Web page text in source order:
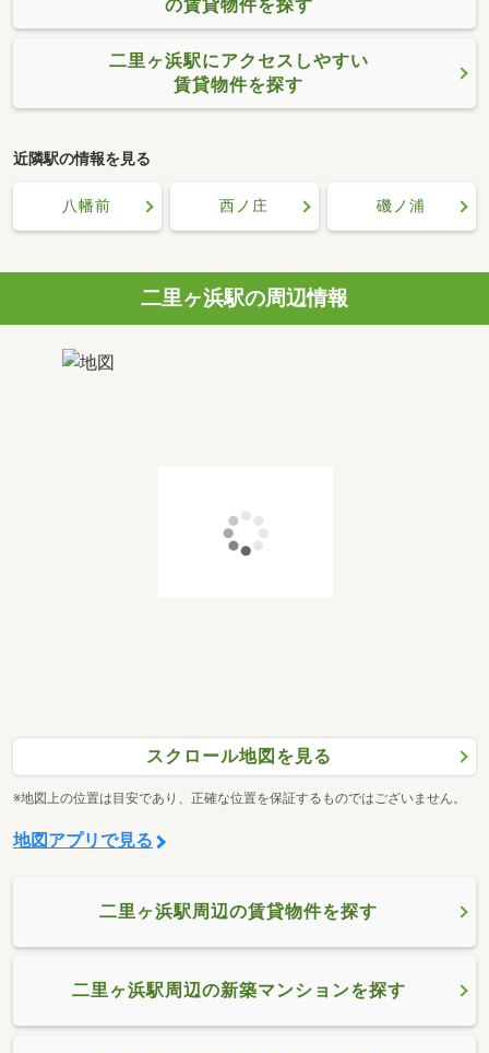
の賃貸物件を探す
二里ヶ浜駅にアクセスしやすい
賃貸物件を探す
近隣駅の情報を見る
八幡前 西ノ庄 磯ノ浦
二里ヶ浜駅の周辺情報
スクロール地図を見る
※地図上の位置は目安であり、正確な位置を保証するものではございません。
地図アプリで見る
二里ヶ浜駅周辺の賃貸物件を探す
二里ヶ浜駅周辺の新築マンションを探す